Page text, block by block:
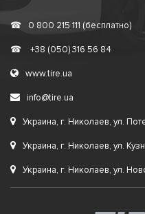
☎ 0 800 215 111 (бесплатно)
☎ +38 (050) 316 56 84
www.tire.ua
info@tire.ua
Украина, г. Николаев, ул.
Украина, г. Николаев, ул.
Украина, г. Николаев, ул.